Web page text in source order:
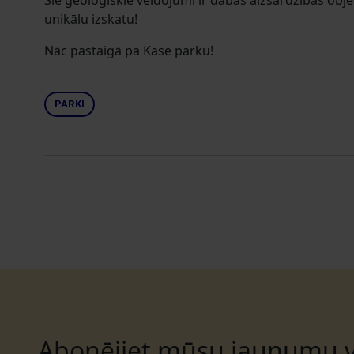
unikālu izskatu!
Nāc pastaigā pa Kase parku!
PARKI